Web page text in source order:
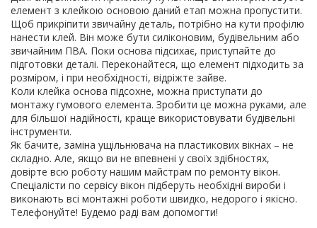
елемент з клейкою основою даний етап можна пропустити.
Щоб прикріпити звичайну деталь, потрібно на кути профілю
нанести клей. Він може бути силіконовим, будівельним або
звичайним ПВА. Поки основа підсихає, приступайте до
підготовки деталі. Переконайтеся, що елемент підходить за
розміром, і при необхідності, відріжте зайве.
Коли клейка основа підсохне, можна приступати до
монтажу гумового елемента. Зробити це можна руками, але
для більшої надійності, краще використовувати будівельні
інструменти.
Як бачите, заміна ущільнювача на пластикових вікнах – не
складно. Але, якщо ви не впевнені у своїх здібностях,
довірте всю роботу нашим майстрам по ремонту вікон.
Спеціалісти по сервісу вікон підберуть необхідні вироби і
виконають всі монтажні роботи швидко, недорого і якісно.
Телефонуйте! Будемо раді вам допомогти!